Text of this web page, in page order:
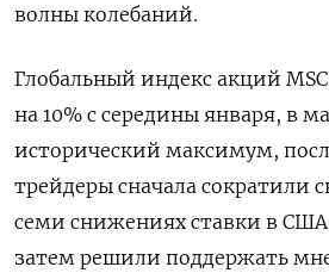
волны колебаний.
Глобальный индекс акций
на 10% с середины января, в
исторический максимум,
трейдеры сначала сократили
семи снижениях ставки в США
затем решили поддержать